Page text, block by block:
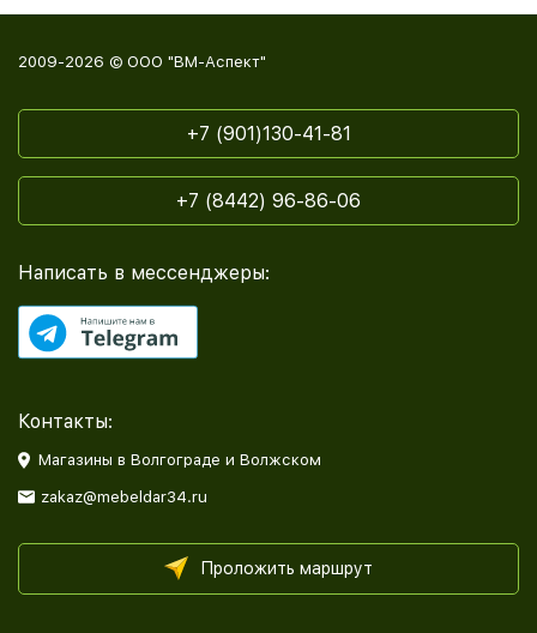
2009-2026 © ООО "ВМ-Аспект"
+7 (901)130-41-81
+7 (8442) 96-86-06
Написать в мессенджеры:
Контакты:
Магазины в Волгограде и Волжском
zakaz@mebeldar34.ru
Проложить маршрут